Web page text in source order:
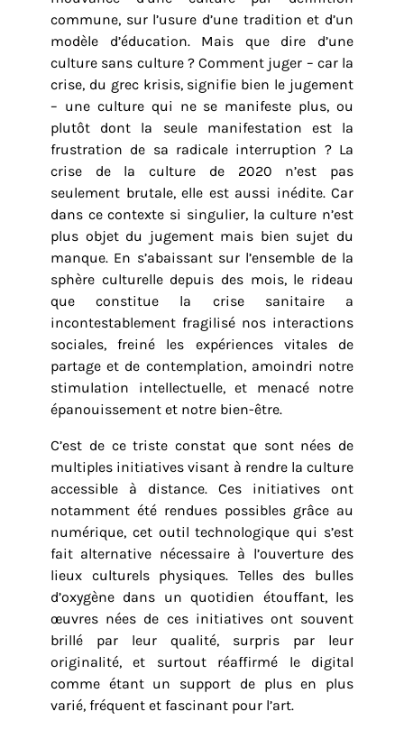
commune, sur l’usure d’une tradition et d’un
modèle d’éducation. Mais que dire d’une
culture sans culture ? Comment juger – car la
crise, du grec krisis, signifie bien le jugement
– une culture qui ne se manifeste plus, ou
plutôt dont la seule manifestation est la
frustration de sa radicale interruption ? La
crise de la culture de 2020 n’est pas
seulement brutale, elle est aussi inédite. Car
dans ce contexte si singulier, la culture n’est
plus objet du jugement mais bien sujet du
manque. En s’abaissant sur l’ensemble de la
sphère culturelle depuis des mois, le rideau
que constitue la crise sanitaire a
incontestablement fragilisé nos interactions
sociales, freiné les expériences vitales de
partage et de contemplation, amoindri notre
stimulation intellectuelle, et menacé notre
épanouissement et notre bien-être.
C’est de ce triste constat que sont nées de
multiples initiatives visant à rendre la culture
accessible à distance. Ces initiatives ont
notamment été rendues possibles grâce au
numérique, cet outil technologique qui s’est
fait alternative nécessaire à l’ouverture des
lieux culturels physiques. Telles des bulles
d’oxygène dans un quotidien étouffant, les
œuvres nées de ces initiatives ont souvent
brillé par leur qualité, surpris par leur
originalité, et surtout réaffirmé le digital
comme étant un support de plus en plus
varié, fréquent et fascinant pour l’art.